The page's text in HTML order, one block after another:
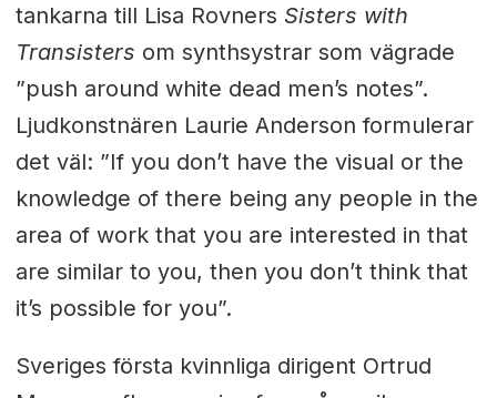
tankarna till Lisa Rovners Sisters with
Transisters om synthsystrar som vägrade
”push around white dead men’s notes”.
Ljudkonstnären Laurie Anderson formulerar
det väl: ”If you don’t have the visual or the
knowledge of there being any people in the
area of work that you are interested in that
are similar to you, then you don’t think that
it’s possible for you”.
Sveriges första kvinnliga dirigent Ortrud